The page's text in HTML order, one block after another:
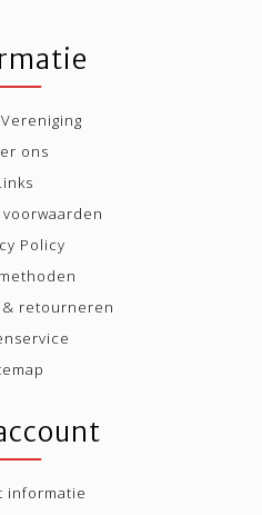
ons
Policy
retourneren
informatie